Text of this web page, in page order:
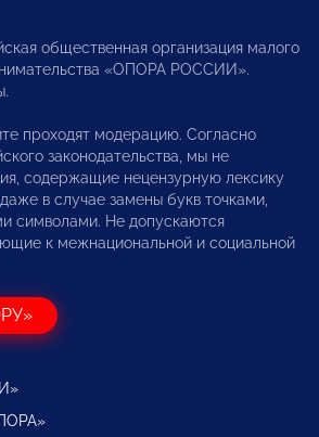
общественная организация малого
«ОПОРА РОССИИ».
проходят модерацию. Согласно
законодательства, мы не
содержащие нецензурную лексику
в случае замены букв точками,
символами. Не допускаются
к межнациональной и социальной